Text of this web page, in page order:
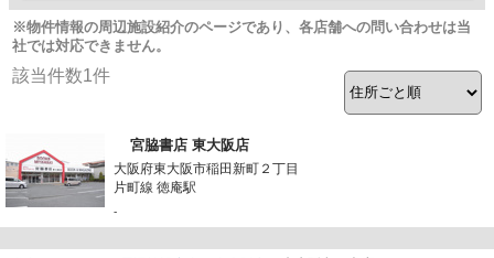
※物件情報の周辺施設紹介のページであり、各店舗への問い合わせは当
社では対応できません。
該当件数1件
宮脇書店 東大阪店
大阪府東大阪市稲田新町２丁目
片町線 徳庵駅
-